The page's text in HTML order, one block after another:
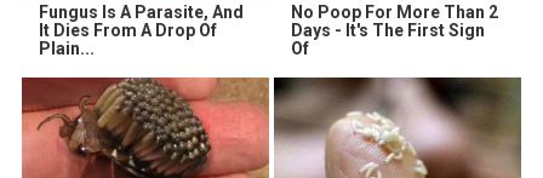
Fungus Is A Parasite, And
It Dies From A Drop Of
Plain...
No Poop For More Than 2
Days - It's The First Sign
Of